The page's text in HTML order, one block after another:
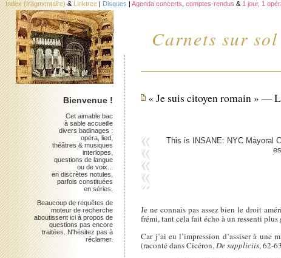
Carnets sur sol
Index (fragmentaire) & Linktree | Disques | Agenda concerts comptes-rendus & 1 jour, 1
« Je suis citoyen romain » —
This is INSANE: NYC Mayoral
Je ne connais pas assez bien le droit
frémi, tant cela fait écho à un ressenti
Car j’ai eu l’impression d’assiser à une
(raconté dans Cicéron, De suppliciis, 62-
Bienvenue !
Cet aimable bac
à sable accueille
divers badinages :
opéra, lied,
théâtres & musiques
interlopes,
questions de langue
ou de voix...
en discrètes notules,
parfois constituées
en séries.
Beaucoup de requêtes de
moteur de recherche
aboutissent ici à propos de
questions pas encore
traitées. N'hésitez pas à
réclamer.